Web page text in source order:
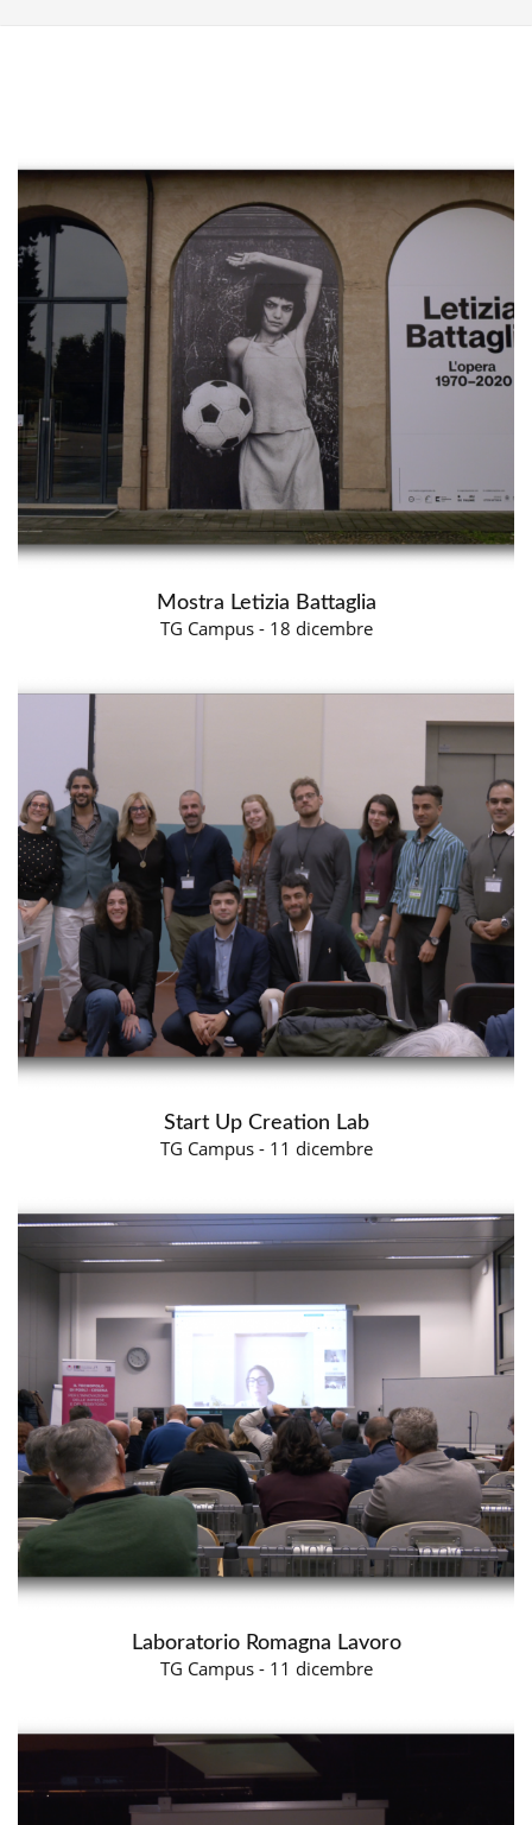
Mostra Letizia Battaglia
TG Campus - 18 dicembre
Start Up Creation Lab
TG Campus - 11 dicembre
Laboratorio Romagna Lavoro
TG Campus - 11 dicembre